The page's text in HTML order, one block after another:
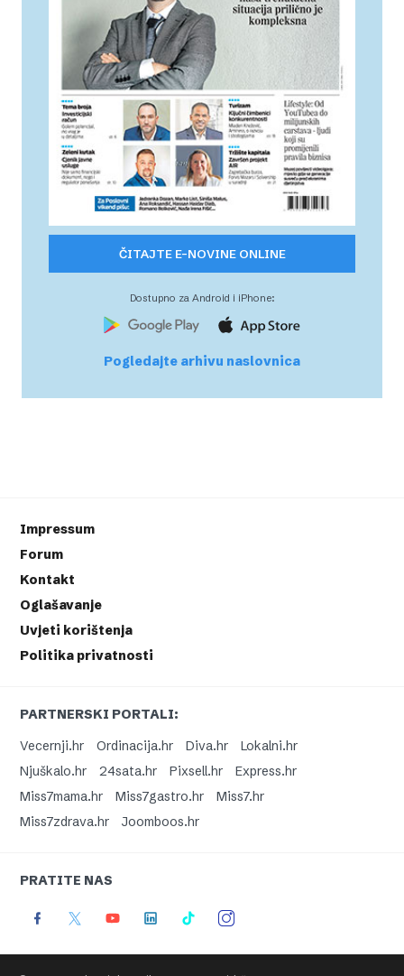
ČITAJTE E-NOVINE ONLINE
Dostupno za Android i iPhone:
Pogledajte arhivu naslovnica
Impressum
Forum
Kontakt
Oglašavanje
Uvjeti korištenja
Politika privatnosti
PARTNERSKI PORTALI:
Vecernji.hr
Ordinacija.hr Diva.hr
Lokalni.hr
Njuškalo.hr
24sata.hr Pixsell.hr
Express.hr
Miss7mama.hr
Miss7gastro.hr
Miss7.hr
Miss7zdrava.hr
Joomboos.hr
PRATITE NAS